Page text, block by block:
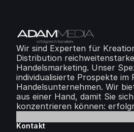
Wir sind Experten für
Distribution
Handelsmarketing. Unser
individualisierte Prospekte
Handelsunternehmen. Wir
aus einer Hand, damit Sie
konzentrieren können:
Kontakt